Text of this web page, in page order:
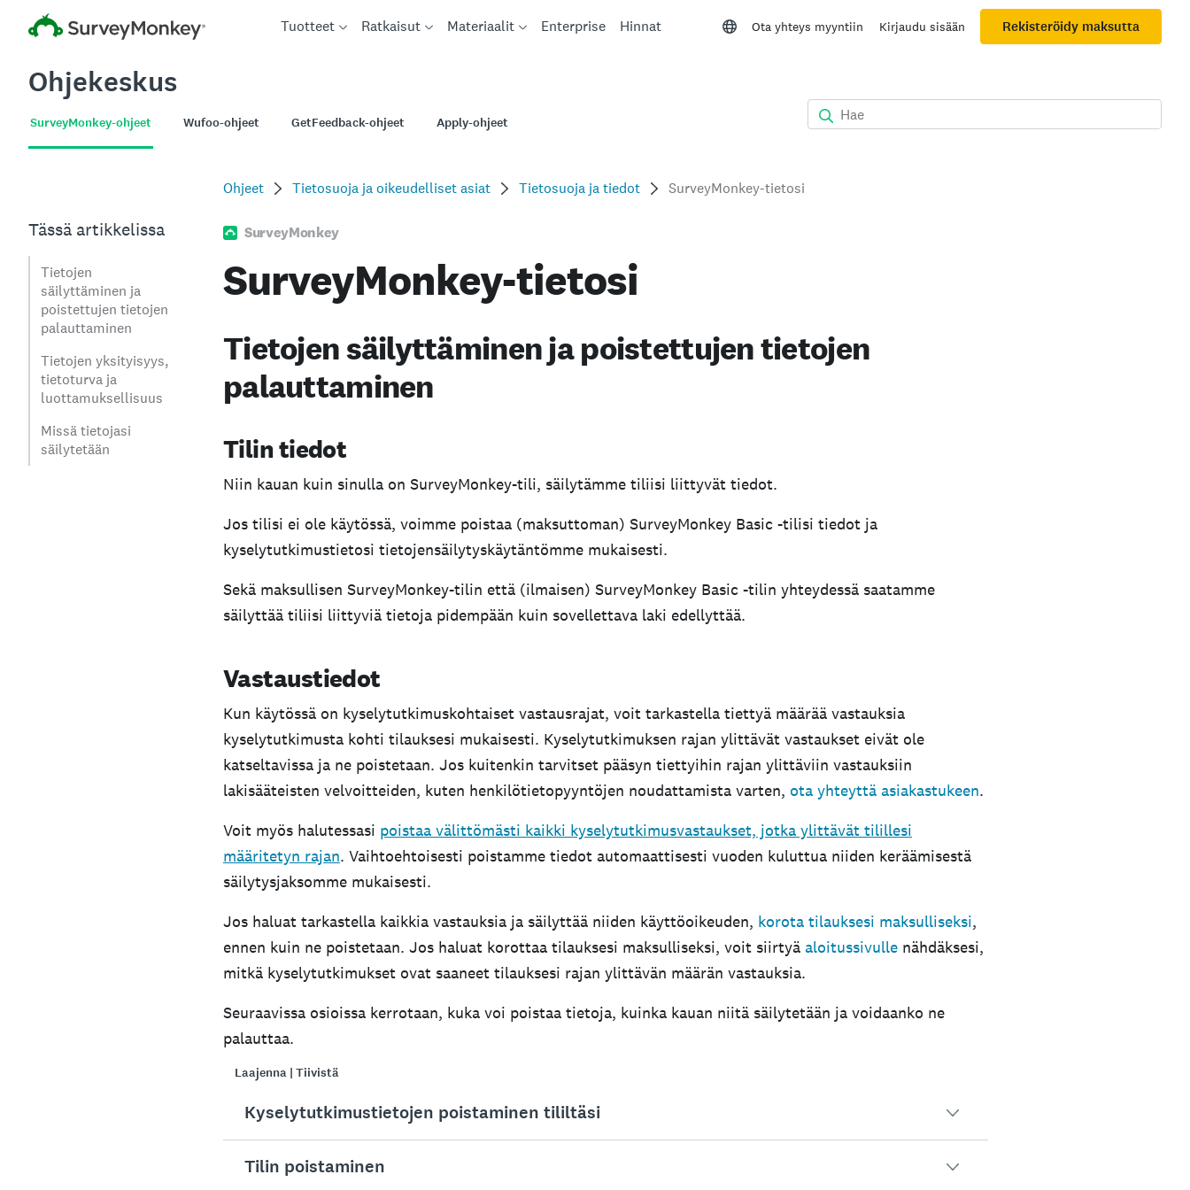
Tuotteet Ratkaisut Materiaalit Enterprise Hinnat Ota yhteys myyntiin Kirjaudu sisään Rekisteröidy maksutta
Ohjekeskus
SurveyMonkey-ohjeet Wufoo-ohjeet GetFeedback-ohjeet Apply-ohjeet
Tässä artikkelissa
Tietojen
säilyttäminen ja
poistettujen tietojen
palauttaminen
Tietojen yksityisyys,
tietoturva ja
luottamuksellisuus
Missä tietojasi
säilytetään
Ohjeet Tietosuoja ja oikeudelliset asiat Tietosuoja ja tiedot SurveyMonkey-tietosi
SurveyMonkey
SurveyMonkey-tietosi
Tietojen säilyttäminen ja poistettujen tietojen
palauttaminen
Tilin tiedot
Niin kauan kuin sinulla on SurveyMonkey-tili, säilytämme tiliisi liittyvät tiedot.
Jos tilisi ei ole käytössä, voimme poistaa (maksuttoman) SurveyMonkey Basic -tilisi tiedot ja
kyselytutkimustietosi tietojensäilytyskäytäntömme mukaisesti.
Sekä maksullisen SurveyMonkey-tilin että (ilmaisen) SurveyMonkey Basic -tilin yhteydessä saatamme
säilyttää tiliisi liittyviä tietoja pidempään kuin sovellettava laki edellyttää.
Vastaustiedot
Kun käytössä on kyselytutkimuskohtaiset vastausrajat, voit tarkastella tiettyä määrää vastauksia
kyselytutkimusta kohti tilauksesi mukaisesti. Kyselytutkimuksen rajan ylittävät vastaukset eivät ole
katseltavissa ja ne poistetaan. Jos kuitenkin tarvitset pääsyn tiettyihin rajan ylittäviin vastauksiin
lakisääteisten velvoitteiden, kuten henkilötietopyyntöjen noudattamista varten, ota yhteyttä asiakastukeen.
Voit myös halutessasi poistaa välittömästi kaikki kyselytutkimusvastaukset, jotka ylittävät tilillesi
määritetyn rajan. Vaihtoehtoisesti poistamme tiedot automaattisesti vuoden kuluttua niiden keräämisestä
säilytysjaksomme mukaisesti.
Jos haluat tarkastella kaikkia vastauksia ja säilyttää niiden käyttöoikeuden, korota tilauksesi maksulliseksi,
ennen kuin ne poistetaan. Jos haluat korottaa tilauksesi maksulliseksi, voit siirtyä aloitussivulle nähdäksesi,
mitkä kyselytutkimukset ovat saaneet tilauksesi rajan ylittävän määrän vastauksia.
Seuraavissa osioissa kerrotaan, kuka voi poistaa tietoja, kuinka kauan niitä säilytetään ja voidaanko ne
palauttaa.
Laajenna | Tiivistä
Kyselytutkimustietojen poistaminen tililtäsi
Voit poistaa kyselytutkimuksia ja tietoja tililtäsi. Kun kyselytutkimus tai sen tiedot poistetaan tililtäsi, niitä ei enää voi käyttää
Tilin poistaminen